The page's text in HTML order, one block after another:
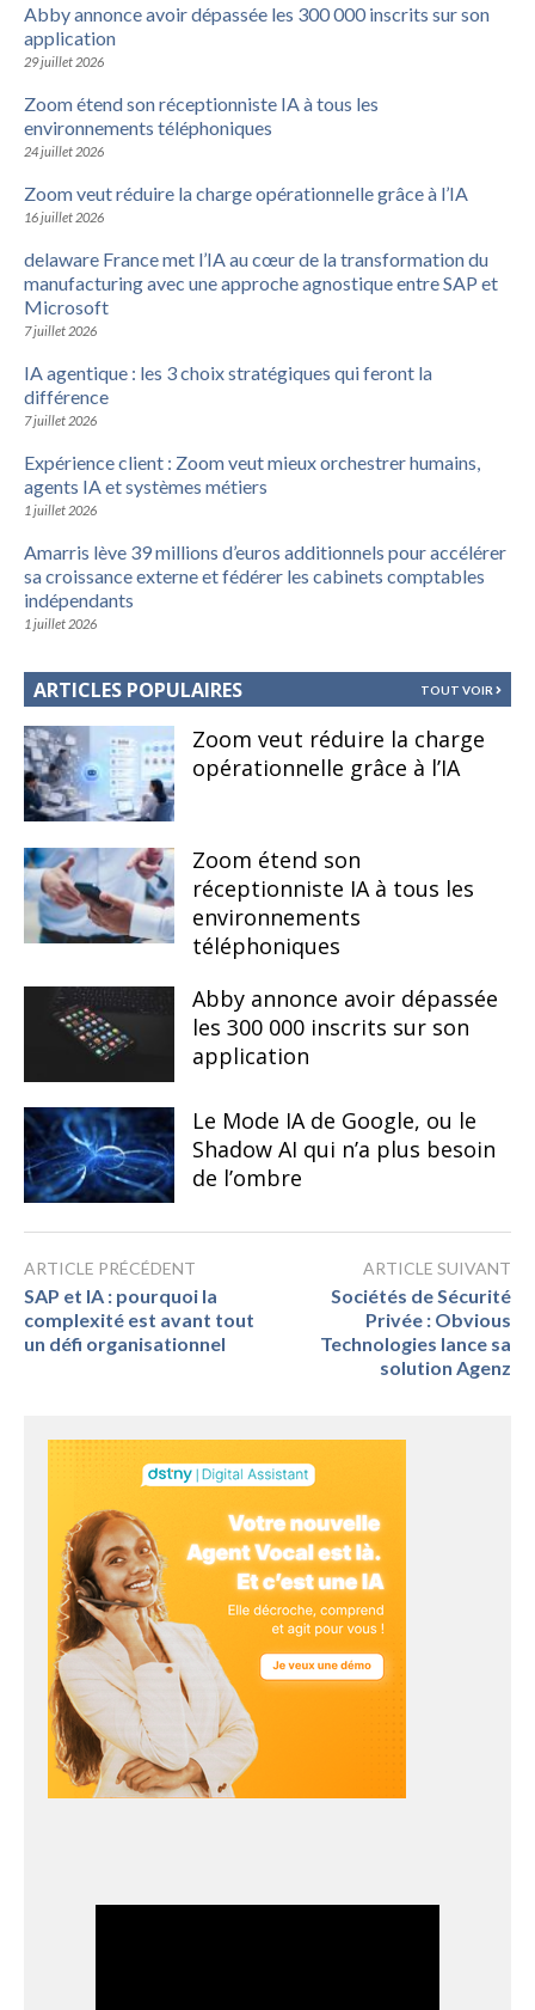
Abby annonce avoir dépassée les 300 000 inscrits sur son
application
29 juillet 2026
Zoom étend son réceptionniste IA à tous les
environnements téléphoniques
24 juillet 2026
Zoom veut réduire la charge opérationnelle grâce à l’IA
16 juillet 2026
delaware France met l’IA au cœur de la transformation du
manufacturing avec une approche agnostique entre SAP et
Microsoft
7 juillet 2026
IA agentique : les 3 choix stratégiques qui feront la
différence
7 juillet 2026
Expérience client : Zoom veut mieux orchestrer humains,
agents IA et systèmes métiers
1 juillet 2026
Amarris lève 39 millions d’euros additionnels pour accélérer
sa croissance externe et fédérer les cabinets comptables
indépendants
1 juillet 2026
ARTICLES POPULAIRES TOUT VOIR
Zoom veut réduire la charge
opérationnelle grâce à l’IA
Zoom étend son
réceptionniste IA à tous les
environnements
téléphoniques
Abby annonce avoir dépassée
les 300 000 inscrits sur son
application
Le Mode IA de Google, ou le
Shadow AI qui n’a plus besoin
de l’ombre
ARTICLE PRÉCÉDENT
SAP et IA : pourquoi la
complexité est avant tout
un défi organisationnel
ARTICLE SUIVANT
Sociétés de Sécurité
Privée : Obvious
Technologies lance sa
solution Agenz